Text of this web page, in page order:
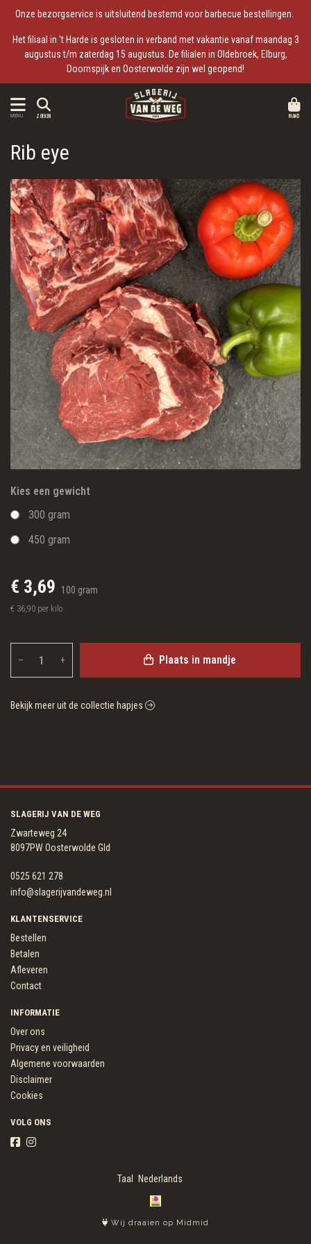
Onze bezorgservice is uitsluitend bestemd voor barbecue bestellingen.
Het filiaal in 't Harde is gesloten in verband met vakantie vanaf maandag 3
augustus t/m zaterdag 15 augustus. De filialen in Oldebroek, Elburg,
Doornspijk en Oosterwolde zijn wel geopend!
MENU ZOEKEN MAND
Rib eye
Kies een gewicht
300 gram
450 gram
€ 3,69 100 gram
€ 36,90 per kilo
– + Plaats in mandje
Bekijk meer uit de collectie hapjes
SLAGERIJ VAN DE WEG
Zwarteweg 24
8097PW Oosterwolde Gld
0525 621 278
info@slagerijvandeweg.nl
KLANTENSERVICE
Bestellen
Betalen
Afleveren
Contact
INFORMATIE
Over ons
Privacy en veiligheid
Algemene voorwaarden
Disclaimer
Cookies
VOLG ONS
Taal
Wij draaien op Midmid